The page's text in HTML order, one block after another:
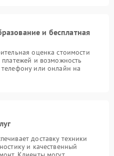
и бесплатная
оценка стоимости
платежей и возможность
или онлайн на
доставку техники
и качественный